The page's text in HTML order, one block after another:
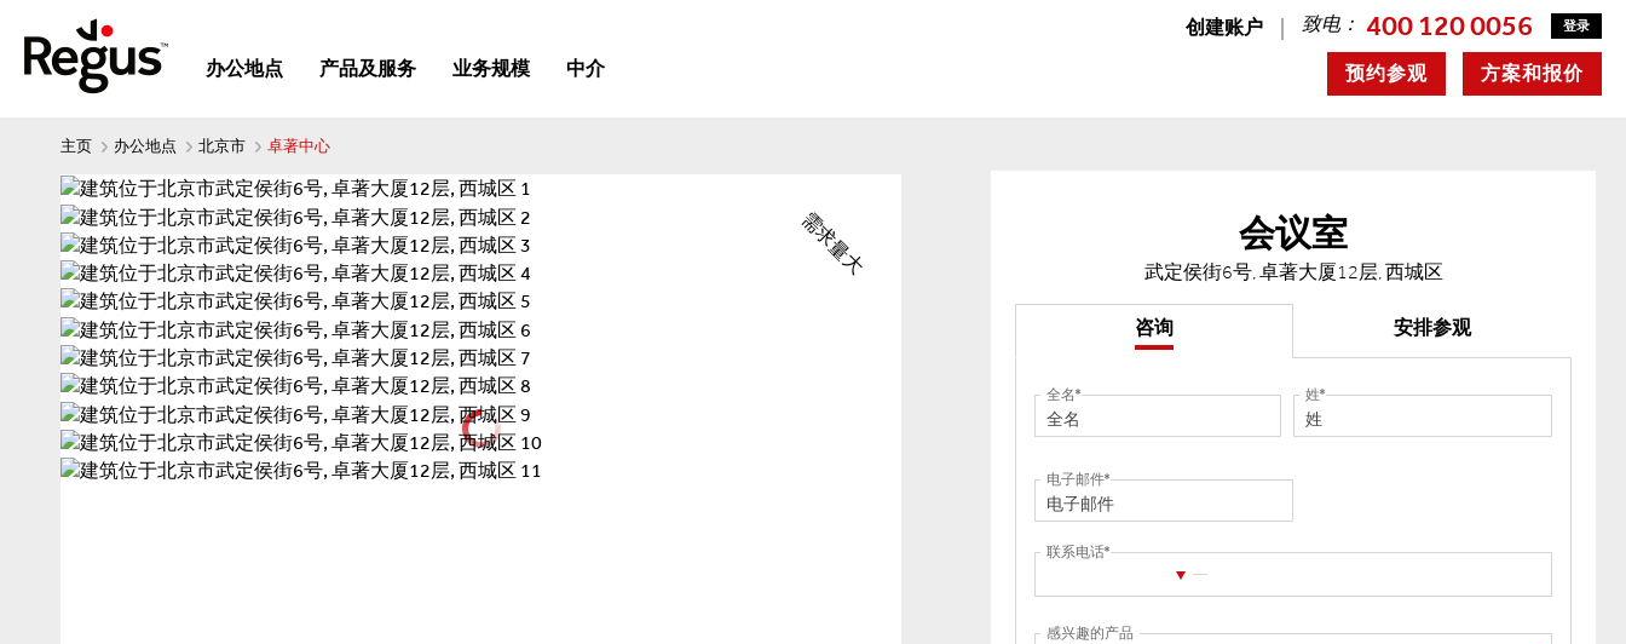
创建账户 致电： 400 120 0056 登录
方案和报价
预约参观
办公地点 产品及服务 业务规模 中介
主页 办公地点 北京市 卓著中心
需求量大 会议室
武定侯街6号, 卓著大厦12层, 西城区
咨询 安排参观
全名 姓
电子邮件
联系电话
感兴趣的产品